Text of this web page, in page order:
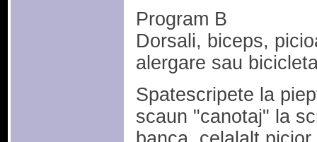
Program B
Dorsali, biceps,
alergare sau
Spatescripete la
scaun "canotaj" la